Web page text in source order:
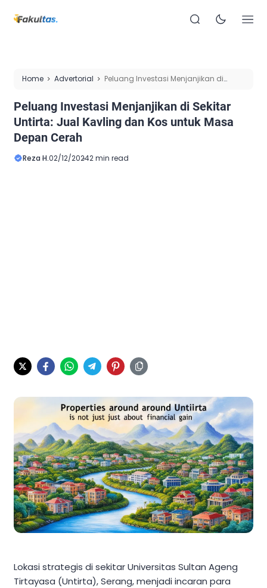
Home Advertorial
Peluang Investasi Menjanjikan di
Cerah
Peluang Investasi Menjanjikan di Sekitar
Untirta: Jual Kavling dan Kos untuk Masa
Depan Cerah
Reza H.02/12/20242 min read
Lokasi strategis di sekitar Universitas Sultan Ageng
Tirtayasa (Untirta), Serang, menjadi incaran para